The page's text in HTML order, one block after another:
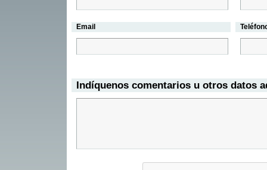
Email
Indíquenos comentarios u otros datos